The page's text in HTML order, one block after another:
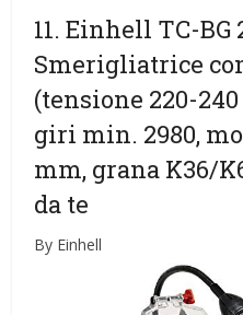
11. Einhell TC-BG
Smerigliatrice
(tensione 220-240
giri min. 2980,
mm, grana K36/
da te
By Einhell